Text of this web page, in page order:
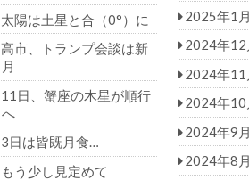
太陽は土星と合（0°）に
高市、トランプ会談は新
月
11日、蟹座の木星が順行
へ
3日は皆既月食…
もう少し見定めて
2025年1月
2024年12
2024年11
2024年10
2024年9月
2024年8月